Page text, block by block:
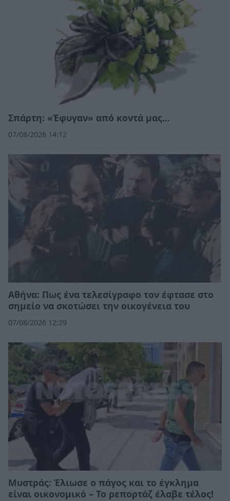
Σπάρτη: «Έφυγαν» από κοντά μας…
07/08/2026 14:12
Αθήνα: Πως ένα τελεσίγραφο τον έφτασε στο
σημείο να σκοτώσει την οικογένεια του
07/08/2026 12:29
Μυστράς: Έλιωσε ο πάγος και το έγκλημα
είναι οικονομικό – Το ρεπορτάζ έλαβε τέλος!